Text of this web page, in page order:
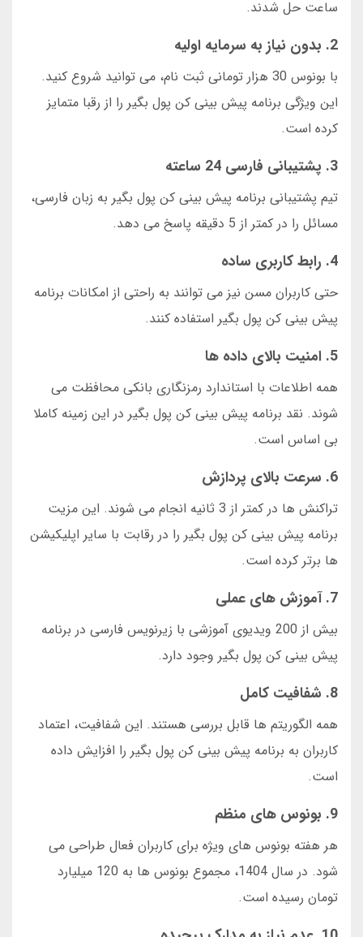
ساعت حل شدند.
2. بدون نیاز به سرمایه اولیه
با بونوس 30 هزار تومانی ثبت نام، می توانید شروع کنید.
این ویژگی برنامه پیش بینی کن پول بگیر را از رقبا متمایز
کرده است.
3. پشتیبانی فارسی 24 ساعته
تیم پشتیبانی برنامه پیش بینی کن پول بگیر به زبان فارسی،
مسائل را در کمتر از 5 دقیقه پاسخ می دهد.
4. رابط کاربری ساده
حتی کاربران مسن نیز می توانند به راحتی از امکانات برنامه
پیش بینی کن پول بگیر استفاده کنند.
5. امنیت بالای داده ها
همه اطلاعات با استاندارد رمزنگاری بانکی محافظت می
شوند. نقد برنامه پیش بینی کن پول بگیر در این زمینه کاملا
بی اساس است.
6. سرعت بالای پردازش
تراکنش ها در کمتر از 3 ثانیه انجام می شوند. این مزیت
برنامه پیش بینی کن پول بگیر را در رقابت با سایر اپلیکیشن
ها برتر کرده است.
7. آموزش های عملی
بیش از 200 ویدیوی آموزشی با زیرنویس فارسی در برنامه
پیش بینی کن پول بگیر وجود دارد.
8. شفافیت کامل
همه الگوریتم ها قابل بررسی هستند. این شفافیت، اعتماد
کاربران به برنامه پیش بینی کن پول بگیر را افزایش داده
است.
9. بونوس های منظم
هر هفته بونوس های ویژه برای کاربران فعال طراحی می
شود. در سال 1404، مجموع بونوس ها به 120 میلیارد
تومان رسیده است.